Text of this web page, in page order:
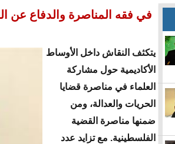
https://
في فقه المناصرة والدفاع عن
يتكثف النقاش داخل الأوساط
الأكاديمية حول مشاركة
العلماء في مناصرة قضايا
الحريات والعدالة، ومن
ضمنها مناصرة القضية
الفلسطينية. مع تزايد عدد